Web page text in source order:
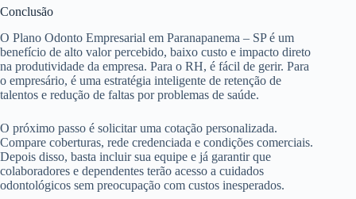
Conclusão
O Plano Odonto Empresarial em Paranapanema – SP é um
benefício de alto valor percebido, baixo custo e impacto direto
na produtividade da empresa. Para o RH, é fácil de gerir. Para
o empresário, é uma estratégia inteligente de retenção de
talentos e redução de faltas por problemas de saúde.
O próximo passo é solicitar uma cotação personalizada.
Compare coberturas, rede credenciada e condições comerciais.
Depois disso, basta incluir sua equipe e já garantir que
colaboradores e dependentes terão acesso a cuidados
odontológicos sem preocupação com custos inesperados.